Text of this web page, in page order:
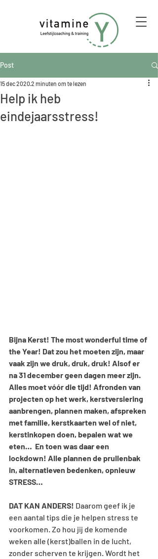
Post
Help ik heb
eindejaarsstress!
15 dec 2020 2 minuten om te lezen
Bijna Kerst! The most wonderful time of
the Year! Dat zou het moeten zijn, maar
vaak zijn we druk, druk, druk! Alsof er
na 31 december geen dagen meer zijn.
Alles moet vóór die tijd! Afronden van
projecten op het werk, kerstversiering
aanbrengen, plannen maken, afspreken
met familie, kerstkaarten wel of niet,
kerstinkopen doen, bepalen wat we
eten…  En toen was daar een
lockdown! Alle plannen de prullenbak
in, alternatieven bedenken, opnieuw
STRESS…
DAT KAN ANDERS! Daarom geef ik je
een aantal tips die je helpen stress te
voorkomen. Zo hou jij de komende
weken alle (kerst)ballen in de lucht,
zonder scherven te krijgen. Wordt het